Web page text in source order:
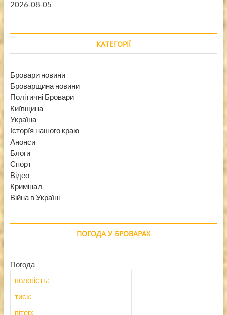
2026-08-05
КАТЕГОРІЇ
Бровари новини
Броварщина новини
Політичні Бровари
Київщина
Україна
Історїя нашого краю
Анонси
Блоги
Спорт
Відео
Кримінал
Війна в Україні
ПОГОДА У БРОВАРАХ
Погода
вологість:
тиск:
вітер: